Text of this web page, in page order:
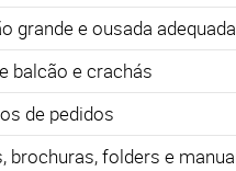
grande e ousada
balcão e crachás
de pedidos
brochuras, folders e